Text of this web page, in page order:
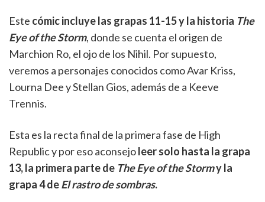
Este cómic incluye las grapas 11-15 y la historia The
Eye of the Storm, donde se cuenta el origen de
Marchion Ro, el ojo de los Nihil. Por supuesto,
veremos a personajes conocidos como Avar Kriss,
Lourna Dee y Stellan Gios, además de a Keeve
Trennis.
Esta es la recta final de la primera fase de High
Republic y por eso aconsejoleer solo hasta la grapa
13, la primera parte de The Eye of the Stormy la
grapa 4 deEl rastro de sombras.